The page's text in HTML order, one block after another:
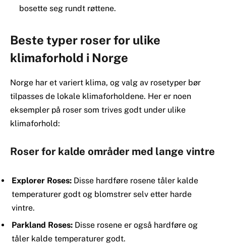
bosette seg rundt røttene.
Beste typer roser for ulike
klimaforhold i Norge
Norge har et variert klima, og valg av rosetyper bør
tilpasses de lokale klimaforholdene. Her er noen
eksempler på roser som trives godt under ulike
klimaforhold:
Roser for kalde områder med lange vintre
Explorer Roses: Disse hardføre rosene tåler kalde
temperaturer godt og blomstrer selv etter harde
vintre.
Parkland Roses: Disse rosene er også hardføre og
tåler kalde temperaturer godt.